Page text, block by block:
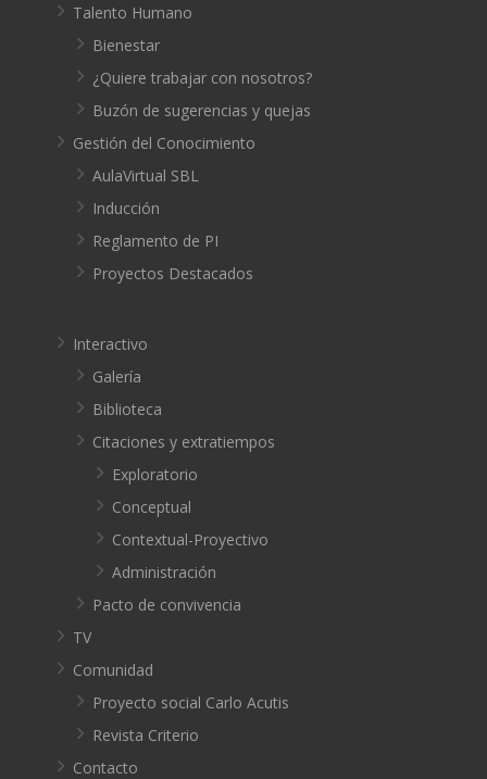
Talento Humano
Bienestar
¿Quiere trabajar con nosotros?
Buzón de sugerencias y quejas
Gestión del Conocimiento
AulaVirtual SBL
Inducción
Reglamento de PI
Proyectos Destacados
Interactivo
Galería
Biblioteca
Citaciones y extratiempos
Exploratorio
Conceptual
Contextual-Proyectivo
Administración
Pacto de convivencia
TV
Comunidad
Proyecto social Carlo Acutis
Revista Criterio
Contacto